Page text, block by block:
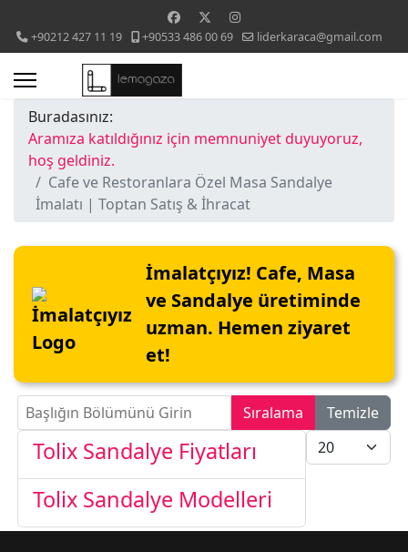
+90212 427 11 19 +90533 486 00 69 liderkaraca@gmail.com
Buradasınız:
Aramıza katıldığınız için memnuniyet duyuyoruz,
hoş geldiniz.
Cafe ve Restoranlara Özel Masa Sandalye
İmalatı | Toptan Satış & İhracat
İmalatçıyız! Cafe, Masa
ve Sandalye üretiminde
uzman. Hemen ziyaret
et!
Başlığın Bölümünü Girin Sıralama
Temizle
Göster #
Tolix Sandalye Fiyatları
Tolix Sandalye Modelleri